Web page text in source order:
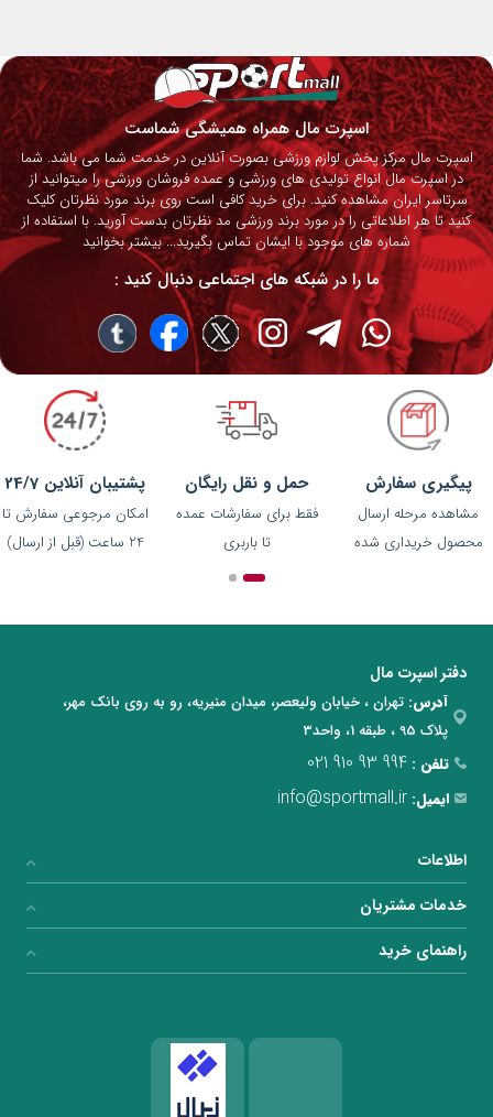
اسپرت مال همراه همیشگی شماست
اسپرت مال مرکز پخش لوازم ورزشی بصورت آنلاین در خدمت شما می باشد. شما
در اسپرت مال انواع تولیدی های ورزشی و عمده فروشان ورزشی را میتوانید از
سرتاسر ایران مشاهده کنید. برای خرید کافی است روی برند مورد نظرتان کلیک
کنید تا هر اطلاعاتی را در مورد برند ورزشی مد نظرتان بدست آورید. با استفاده از
شماره های موجود با ایشان تماس بگیرید...بیشتر بخوانید
ما را در شبکه های اجتماعی دنبال کنید :
پیگیری سفارش
مشاهده مرحله ارسال
محصول خریداری شده
حمل و نقل رایگان
فقط برای سفارشات عمده
تا باربری
پشتیبان آنلاین 24/7
امکان مرجوعی سفارش تا
24 ساعت (قبل از ارسال)
دفتر اسپرت مال
آدرس: تهران ، خیابان ولیعصر، میدان منیریه، رو به روی بانک مهر،
پلاک 95 ، طبقه 1، واحد3
تلفن : 021 910 93 994
ایمیل: info@sportmall.ir
اطلاعات
خدمات مشتریان
راهنمای خرید